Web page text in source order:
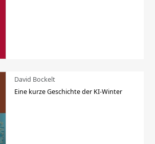
David Bockelt
Eine kurze Geschichte der KI-Winter